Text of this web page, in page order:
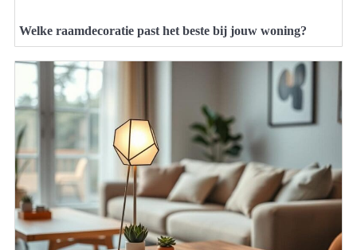
Welke raamdecoratie past het beste bij jouw woning?